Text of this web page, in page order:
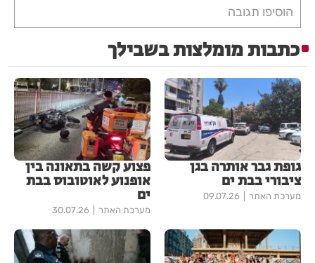
הוסיפו תגובה
כתבות מומלצות בשבילך
גופת גבר אותרה בגן
ציבורי בבת ים
מערכת האתר 09.07.26
פצוע קשה בתאונה בין
אופנוע לאוטובוס בבת
ים
מערכת האתר 30.07.26